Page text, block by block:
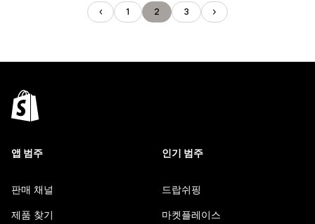
1 2 3
앱 범주
판매 채널
제품 찾기
인기 범주
드랍쉬핑
마켓플레이스